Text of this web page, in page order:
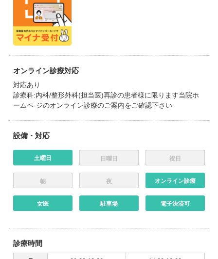
オンライン診療対応
対応あり
診療科:内科/整形外科(担当医)再診の患者様に限ります当院ホ
ームペ-ジのオンライン診療のご案内をご確認下さい
設備・対応
土曜日 日曜日 祝日
朝 夜 オンライン診療
女医 駐車場 電子決済可
診療時間